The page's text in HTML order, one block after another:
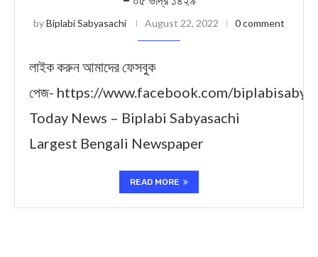
byBiplabi Sabyasachi August 22, 2022 0 comment
লাইক করুন আমাদের ফেসবুক
পেজ- https://www.facebook.com/
Today News – Biplabi Sabyasachi
Largest Bengali Newspaper
READ MORE